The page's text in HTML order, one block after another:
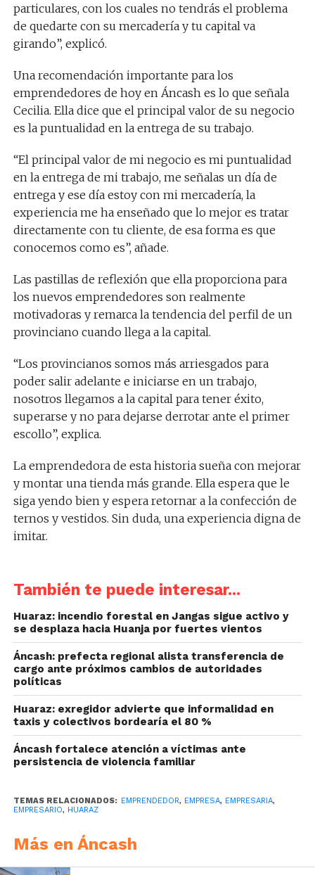
particulares, con los cuales no tendrás el problema
de quedarte con su mercadería y tu capital va
girando”, explicó.
Una recomendación importante para los
emprendedores de hoy en Áncash es lo que señala
Cecilia. Ella dice que el principal valor de su negocio
es la puntualidad en la entrega de su trabajo.
“El principal valor de mi negocio es mi puntualidad
en la entrega de mi trabajo, me señalas un día de
entrega y ese día estoy con mi mercadería, la
experiencia me ha enseñado que lo mejor es tratar
directamente con tu cliente, de esa forma es que
conocemos como es”, añade.
Las pastillas de reflexión que ella proporciona para
los nuevos emprendedores son realmente
motivadoras y remarca la tendencia del perfil de un
provinciano cuando llega a la capital.
“Los provincianos somos más arriesgados para
poder salir adelante e iniciarse en un trabajo,
nosotros llegamos a la capital para tener éxito,
superarse y no para dejarse derrotar ante el primer
escollo”, explica.
La emprendedora de esta historia sueña con mejorar
y montar una tienda más grande. Ella espera que le
siga yendo bien y espera retornar a la confección de
ternos y vestidos. Sin duda, una experiencia digna de
imitar.
También te puede interesar...
Huaraz: incendio forestal en Jangas sigue activo y
se desplaza hacia Huanja por fuertes vientos
Áncash: prefecta regional alista transferencia de
cargo ante próximos cambios de autoridades
políticas
Huaraz: exregidor advierte que informalidad en
taxis y colectivos bordearía el 80 %
Áncash fortalece atención a víctimas ante
persistencia de violencia familiar
TEMAS RELACIONADOS: EMPRENDEDOR, EMPRESA, EMPRESARIA,
EMPRESARIO, HUARAZ
Más en Áncash